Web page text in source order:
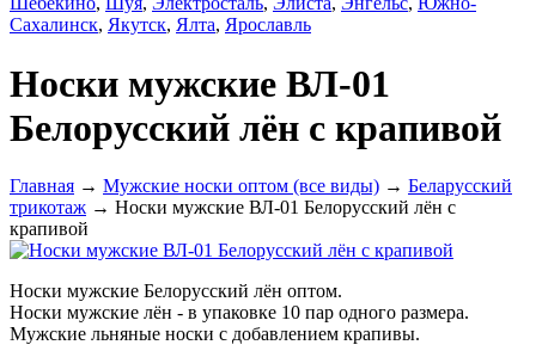
Сахалинск, Якутск, Ялта, Ярославль
Носки мужские ВЛ-01
Белорусский лён с крапивой
Главная → Мужские носки оптом (все виды) → Беларусский
трикотаж → Носки мужские ВЛ-01 Белорусский лён с
крапивой
Носки мужские Белорусский лён оптом.
Носки мужские лён - в упаковке 10 пар одного размера.
Мужские льняные носки с добавлением крапивы.